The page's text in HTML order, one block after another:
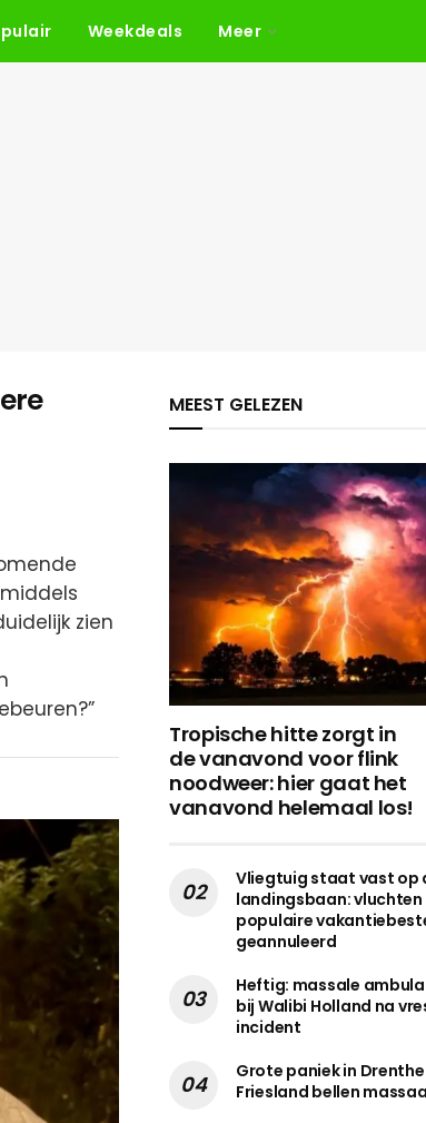
Weekdeals Meer
zien
MEEST GELEZEN
Tropische hitte zorgt in
de vanavond voor flink
noodweer: hier gaat het
vanavond helemaal los!
Vliegtuig staat vast op
landingsbaan:
populaire
geannuleerd
Heftig: massale
bij Walibi Holland na
incident
Grote paniek in Drenthe
Friesland bellen massaal